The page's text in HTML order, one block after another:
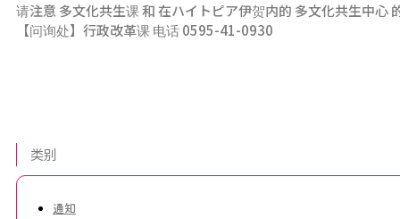
请注意 多文化共生课 和 在ハイトピア伊贺内的 多文化共生中心
【问询处】行政改革课 电话 0595-41-0930
类别
通知